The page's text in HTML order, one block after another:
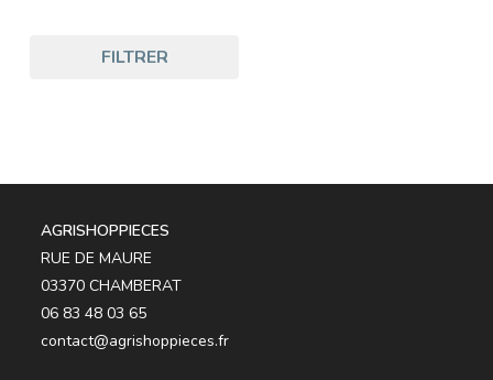
FILTRER
AGRISHOPPIECES
RUE DE MAURE
03370 CHAMBERAT
06 83 48 03 65
contact@agrishoppieces.fr